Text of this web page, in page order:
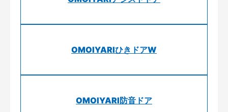
OMOIYARIひきドアW
OMOIYARI防音ドア